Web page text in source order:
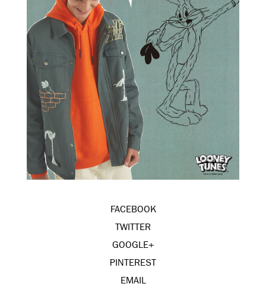
FACEBOOK
TWITTER
GOOGLE+
PINTEREST
EMAIL